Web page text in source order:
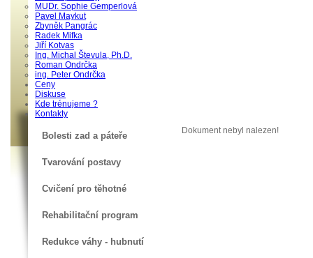
MUDr. Sophie Gemperlová
Pavel Maykut
Zbyněk Pangrác
Radek Mifka
Jiří Kotvas
Ing. Michal Števula, Ph.D.
Roman Ondrčka
ing. Peter Ondrčka
Ceny
Diskuse
Kde trénujeme ?
Kontakty
Bolesti zad a páteře
Tvarování postavy
Cvičení pro těhotné
Rehabilitační program
Redukce váhy - hubnutí
Dokument nebyl nalezen!